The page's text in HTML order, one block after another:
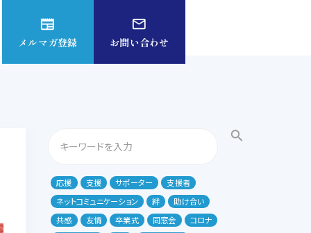
newspaper
メルマガ登録
mail_outline
お問い合わせ
search
応援 支援 サポーター
支援者
ネットコミュニケーション
絆
助け合い
共感
友情 卒業式 同窓会
コロナ